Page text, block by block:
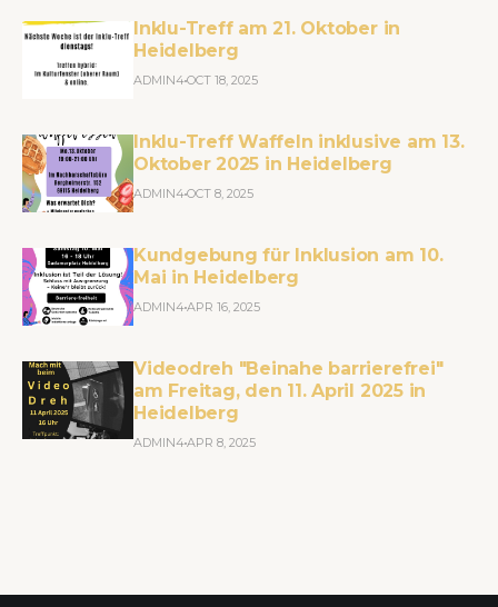
Inklu-Treff am 21. Oktober in
Heidelberg
ADMIN4OCT 18, 2025
Inklu-Treff Waffeln inklusive am 13.
Oktober 2025 in Heidelberg
ADMIN4OCT 8, 2025
Kundgebung für Inklusion am 10.
Mai in Heidelberg
ADMIN4APR 16, 2025
Videodreh "Beinahe barrierefrei"
am Freitag, den 11. April 2025 in
Heidelberg
ADMIN4APR 8, 2025